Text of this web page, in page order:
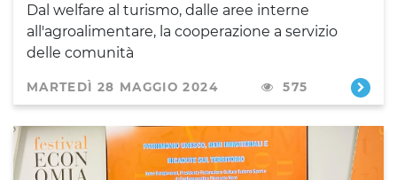
Dal welfare al turismo, dalle aree interne
all'agroalimentare, la cooperazione a servizio
delle comunità
MARTEDÌ 28 MAGGIO 2024 575